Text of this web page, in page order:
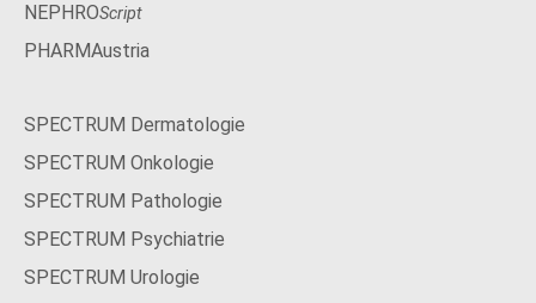
NEPHROScript
PHARMAustria
SPECTRUM Dermatologie
SPECTRUM Onkologie
SPECTRUM Pathologie
SPECTRUM Psychiatrie
SPECTRUM Urologie